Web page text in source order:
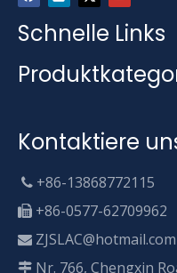
Schnelle Links
Kontaktiere
 +86-13868772115
 +86-0577-62709962
 ZJSLAC@hotmail.com
 Nr. 766, Chengxin